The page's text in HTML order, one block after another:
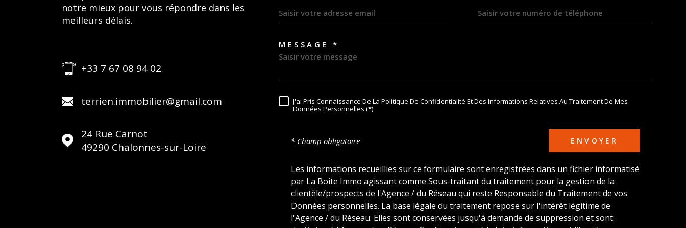
notre mieux pour vous répondre dans les
meilleurs délais.
+33 7 67 08 94 02
terrien.immobilier@gmail.com
24 Rue Carnot
49290
Chalonnes-sur-Loire
TRAD_MELTEM_VOREDEMANDE
MESSAGE *
RÈGLEMENTATION
J'ai Pris Connaissance De La Politique De Confidentialité Et Des Informations Relatives Au Traitement De Mes
Données Personnelles (*)
* Champ obligatoire ENVOYER
Les informations recueillies sur ce formulaire sont enregistrées dans un fichier informatisé
par La Boite Immo agissant comme Sous-traitant du traitement pour la gestion de la
clientèle/prospects de l'Agence / du Réseau qui reste Responsable du Traitement de vos
Données personnelles. La base légale du traitement repose sur l'intérêt légitime de
l'Agence / du Réseau. Elles sont conservées jusqu'à demande de suppression et sont